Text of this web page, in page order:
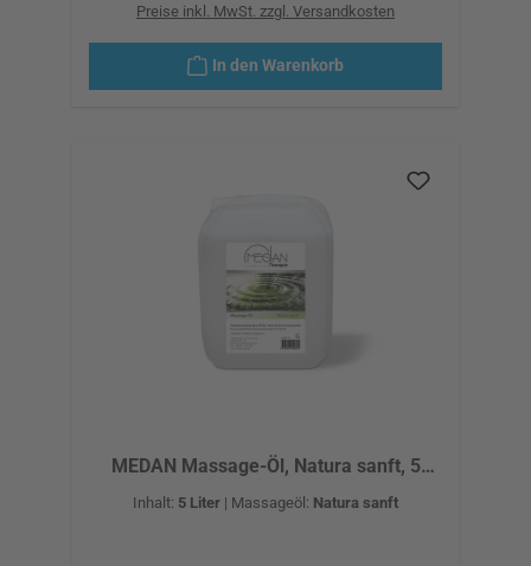
Preise inkl. MwSt. zzgl. Versandkosten
In den Warenkorb
MEDAN Massage-Öl, Natura sanft, 5
Inhalt: 5 Liter | Massageöl: Natura sanft